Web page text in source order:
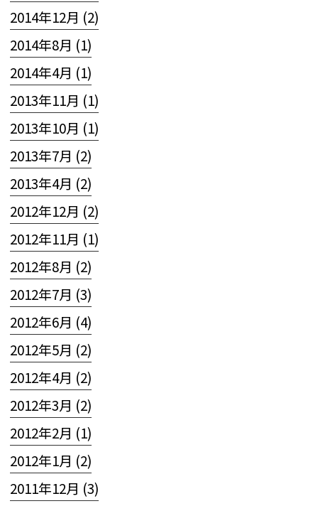
2014年12月 (2)
2014年8月 (1)
2014年4月 (1)
2013年11月 (1)
2013年10月 (1)
2013年7月 (2)
2013年4月 (2)
2012年12月 (2)
2012年11月 (1)
2012年8月 (2)
2012年7月 (3)
2012年6月 (4)
2012年5月 (2)
2012年4月 (2)
2012年3月 (2)
2012年2月 (1)
2012年1月 (2)
2011年12月 (3)